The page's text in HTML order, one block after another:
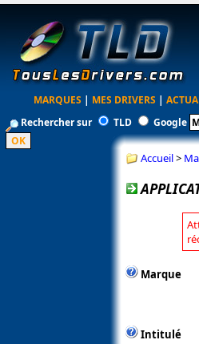
MARQUES | MES DRIVERS |
Rechercher sur
TLD Google
Accueil>
Marque
Intitulé